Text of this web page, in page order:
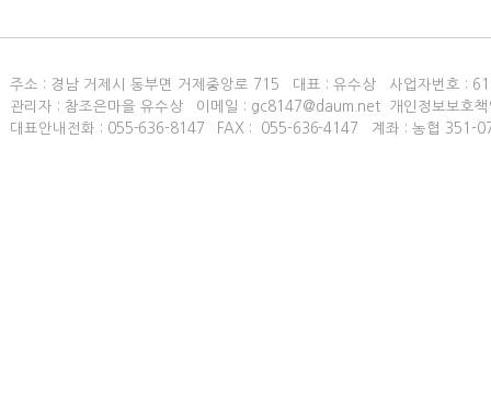
주소 : 경남 거제시 동부면 거제중앙로 715 대표 : 유수상 사업자번호 :
관리자 : 참조은마을 유수상 이메일 : gc8147@daum.net 개인정보보호책
대표안내전화 : 055-636-8147 FAX : 055-636-4147 계좌 : 농협 351-